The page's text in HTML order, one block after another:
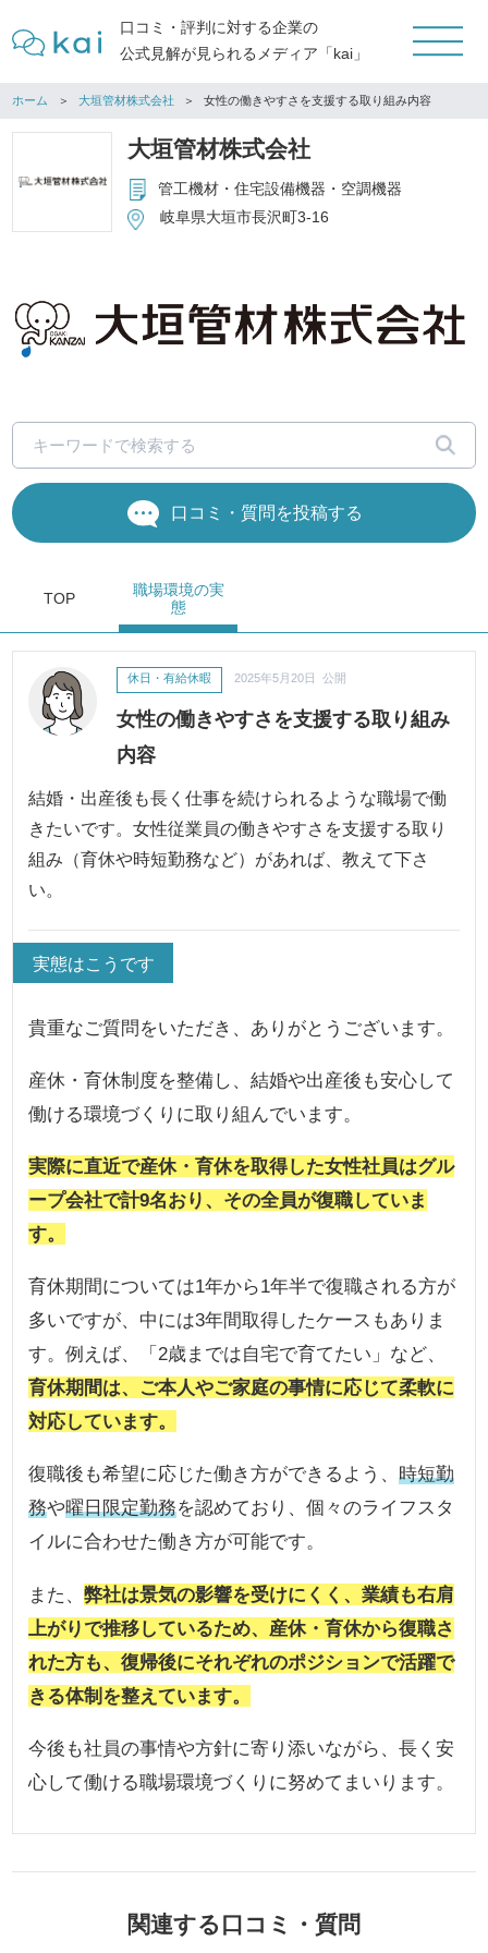
口コミ・評判に対する企業の
公式見解が見られるメディア「kai」
ホーム 大垣管材株式会社 女性の働きやすさを支援する取り組み内容
大垣管材株式会社
管工機材・住宅設備機器・空調機器
岐阜県大垣市長沢町3-16
口コミ・質問を投稿する
TOP
職場環境の実
態
女性の働きやすさを支援する取り組み
内容
休日・有給休暇 2025年5月20日 公開
結婚・出産後も長く仕事を続けられるような職場で働
きたいです。女性従業員の働きやすさを支援する取り
組み（育休や時短勤務など）があれば、教えて下さ
い。
実態はこうです
貴重なご質問をいただき、ありがとうございます。
産休・育休制度を整備し、結婚や出産後も安心して
働ける環境づくりに取り組んでいます。
実際に直近で産休・育休を取得した女性社員はグル
ープ会社で計9名おり、その全員が復職していま
す。
育休期間については1年から1年半で復職される方が
多いですが、中には3年間取得したケースもありま
す。例えば、「2歳までは自宅で育てたい」など、
育休期間は、ご本人やご家庭の事情に応じて柔軟に
対応しています。
復職後も希望に応じた働き方ができるよう、時短勤
務や曜日限定勤務を認めており、個々のライフスタ
イルに合わせた働き方が可能です。
また、弊社は景気の影響を受けにくく、業績も右肩
上がりで推移しているため、産休・育休から復職さ
れた方も、復帰後にそれぞれのポジションで活躍で
きる体制を整えています。
今後も社員の事情や方針に寄り添いながら、長く安
心して働ける職場環境づくりに努めてまいります。
関連する口コミ・質問